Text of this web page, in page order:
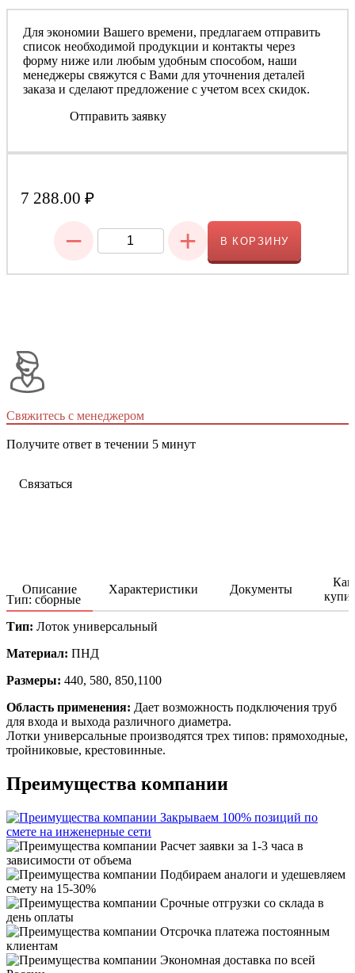
Для экономии Вашего времени, предлагаем отправить
список необходимой продукции и контакты через
форму ниже или любым удобным способом, наши
менеджеры свяжутся с Вами для уточнения деталей
заказа и сделают предложение с учетом всех скидок.
Отправить заявку
7 288.00 ₽
− + В КОРЗИНУ
Свяжитесь с менеджером
Получите ответ в течении 5 минут
Связаться
Описание Характеристики Документы
Как
Тип: сборные
Тип: Лоток универсальный
Материал: ПНД
Размеры: 440, 580, 850,1100
Область применения: Дает возможность подключения труб
для входа и выхода различного диаметра.
Лотки универсальные производятся трех типов: прямоходные,
тройниковые, крестовинные.
Преимущества компании
Закрываем 100% позиций по
смете на инженерные сети
Расчет заявки за 1-3 часа в
зависимости от объема
Подбираем аналоги и удешевляем
смету на 15-30%
Срочные отгрузки со склада в
день оплаты
Отсрочка платежа постоянным
клиентам
Экономная доставка по всей